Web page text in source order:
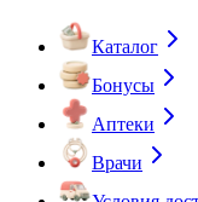
Каталог
Бонусы
Аптеки
Врачи